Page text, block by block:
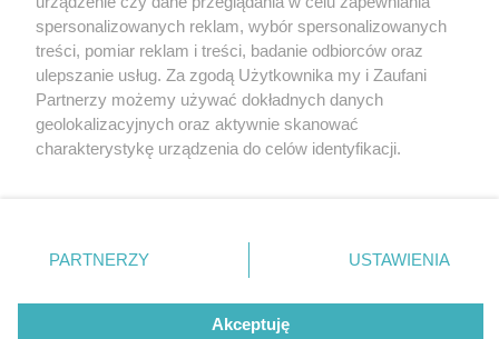
4 / 0
Nie zapomnij
zapoznać się z:
polityką prywatności regulamin korzystania z portali
Twojemiasto
Piekary Śląskie
Chorzów
Tarnowskie Góry
Gliwice
Skontakuj sięz nami
Kontakt
Wydawca
Redakcja
spersonalizowanych reklam, wybór spersonalizowanych
treści, pomiar reklam i treści, badanie odbiorców oraz
ulepszanie usług. Za zgodą Użytkownika my i Zaufani
Partnerzy możemy używać dokładnych danych
geolokalizacyjnych oraz aktywnie skanować
charakterystykę urządzenia do celów identyfikacji.
zmienić/wycofać klikając przycisk ustawień prywatności
znajdujący się w lewym dolnym rogu strony
rodzaje przetwarzania danych nie wymagają zgody
użytkownika, ale masz prawo sprzeciwić się takiemu
PARTNERZY USTAWIENIA
Akceptuję